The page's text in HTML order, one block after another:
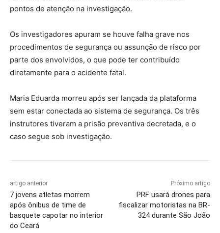
pontos de atenção na investigação.
Os investigadores apuram se houve falha grave nos
procedimentos de segurança ou assunção de risco por
parte dos envolvidos, o que pode ter contribuído
diretamente para o acidente fatal.
Maria Eduarda morreu após ser lançada da plataforma
sem estar conectada ao sistema de segurança. Os três
instrutores tiveram a prisão preventiva decretada, e o
caso segue sob investigação.
artigo anterior
7 jovens atletas morrem
após ônibus de time de
basquete capotar no interior
do Ceará
Próximo artigo
PRF usará drones para
fiscalizar motoristas na BR-
324 durante São João